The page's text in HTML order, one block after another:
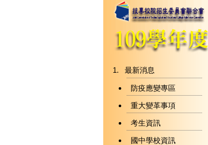
最新消息
防疫應變專區
重大變革事項
考生資訊
國中學校資訊